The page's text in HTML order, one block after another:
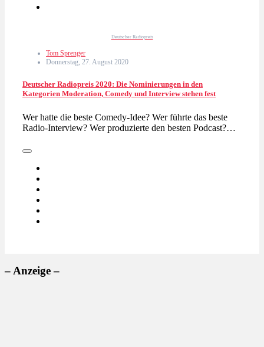
Deutscher Radiopreis
Tom Sprenger
Donnerstag, 27. August 2020
Deutscher Radiopreis 2020: Die Nominierungen in den
Kategorien Moderation, Comedy und Interview stehen fest
Wer hatte die beste Comedy-Idee? Wer führte das beste
Radio-Interview? Wer produzierte den besten Podcast?…
– Anzeige –